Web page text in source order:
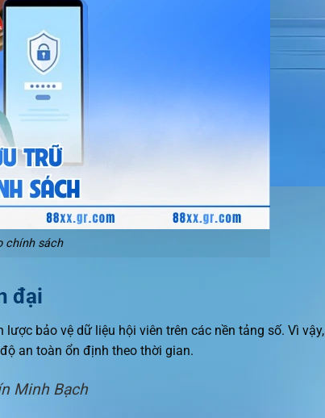
chính sách
đại
bảo vệ dữ liệu hội viên trên các nền tảng số. Vì vậy,
an toàn ổn định theo thời gian.
Minh Bạch